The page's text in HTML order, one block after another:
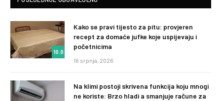
10.0
Kako se pravi tijesto za pitu: provjeren
recept za domaće jufke koje uspijevaju i
početnicima
16 srpnja, 2026
Na klimi postoji skrivena funkcija koju mnogi
ne koriste: Brzo hladi a smanjuje račune za